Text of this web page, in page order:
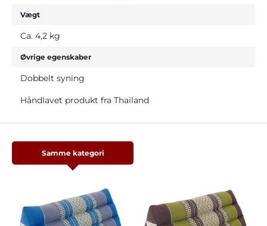
Vægt
Ca. 4,2 kg
Øvrige egenskaber
Dobbelt syning
Håndlavet produkt fra Thailand
Samme kategori